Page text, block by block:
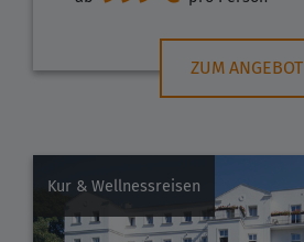
ZUM ANGEBOT
Kur & Wellnessreisen